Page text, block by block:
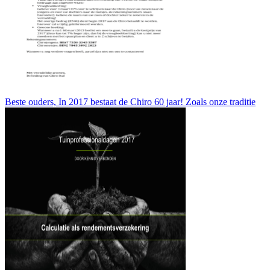
Beste ouders, In 2017 bestaat de Chiro 60 jaar! Zoals onze traditie